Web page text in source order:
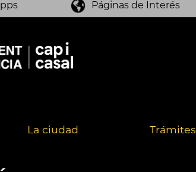
Páginas de Interés
La ciudad Trámites